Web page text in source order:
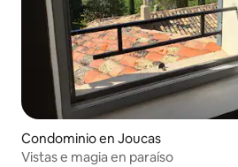
Condominio en Joucas
Vistas e magia en paraíso